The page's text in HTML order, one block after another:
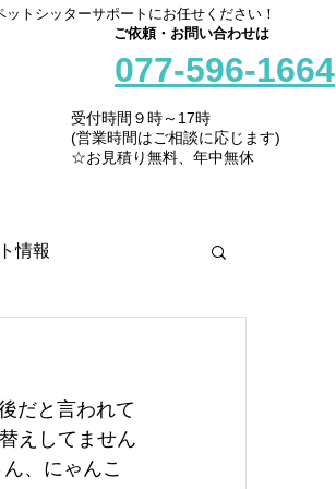
トシッターサポートにお任せください！
ご依頼・お問い合わせは
077-596-1664
受付時間９時～17時
(営業時間はご相談に応じます)
☆お見積り無料、年中無休
情報
だと言われて
えしてません
、にゃんこ